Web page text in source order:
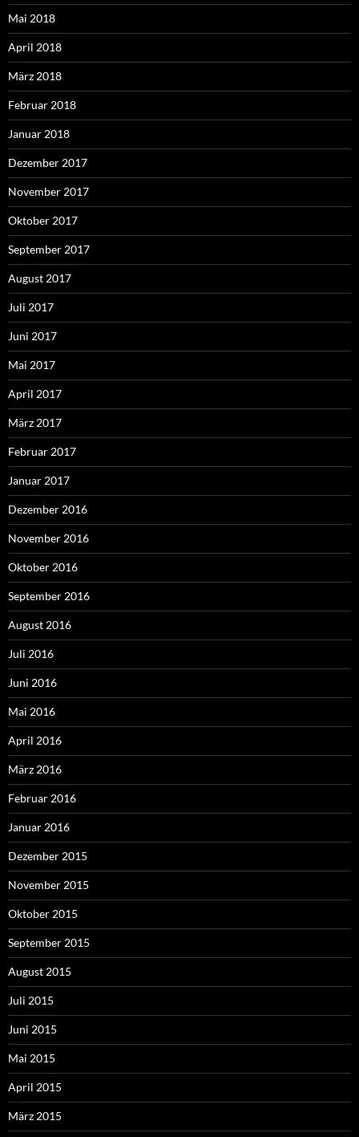
Mai 2018
April 2018
März 2018
Februar 2018
Januar 2018
Dezember 2017
November 2017
Oktober 2017
September 2017
August 2017
Juli 2017
Juni 2017
Mai 2017
April 2017
März 2017
Februar 2017
Januar 2017
Dezember 2016
November 2016
Oktober 2016
September 2016
August 2016
Juli 2016
Juni 2016
Mai 2016
April 2016
März 2016
Februar 2016
Januar 2016
Dezember 2015
November 2015
Oktober 2015
September 2015
August 2015
Juli 2015
Juni 2015
Mai 2015
April 2015
März 2015